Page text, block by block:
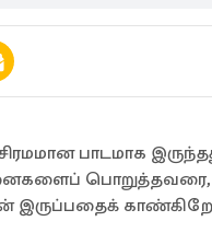
பாடமாக
இருப்பதைக்